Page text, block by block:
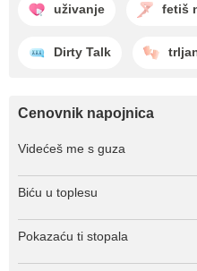
uživanje fetiš
Dirty Talk
Cenovnik napojnica
Videćeš me s guza
Biću u toplesu
Pokazaću ti stopala